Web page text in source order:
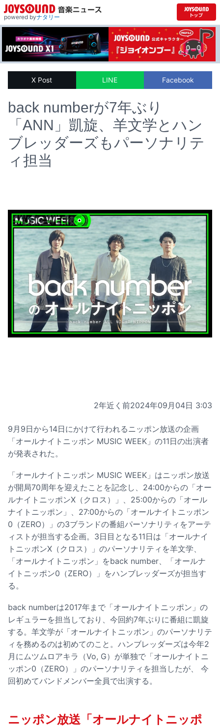
powered byナタリー
X Post LINE Facebook
back numberが7年ぶり
「ANN」凱旋、羊文学とハン
ブレッダーズもパーソナリテ
ィ担当
2年近く前2024年09月04日 3:03
9月9日から14日にかけて行われるニッポン放送の企画
「オールナイトニッポン MUSIC WEEK」の11日の出演者
が発表された。
「オールナイトニッポン MUSIC WEEK」はニッポン放送
が開局70周年を迎えたことを記念し、24:00からの「オー
ルナイトニッポンX（クロス）」、25:00からの「オール
ナイトニッポン」、27:00からの「オールナイトニッポン
0（ZERO）」の3ブランドの番組パーソナリティをアーテ
ィストが担当する企画。3日目となる11日は「オールナイ
トニッポンX（クロス）」のパーソナリティを羊文学、
「オールナイトニッポン」をback number、「オールナ
イトニッポン0（ZERO）」をハンブレッダーズが担当す
る。
back numberは2017年まで「オールナイトニッポン」の
レギュラーを担当しており、今回約7年ぶりに番組に凱旋
する。羊文学が「オールナイトニッポン」のパーソナリテ
ィを務めるのは初めてのこと。ハンブレッダーズは今年2
月にムツムロアキラ（Vo, G）が単独で「オールナイトニ
ッポン0（ZERO）」のパーソナリティを担当したが、 今
回初めてバンドメンバー全員で出演する。
ニッポン放送「オールナイトニッポ